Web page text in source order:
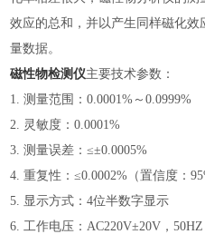
效应的总和，并以产生同样磁化效
量数据。
磁性物检测仪主要技术参数：
1. 测量范围：0.0001%～0.0999%
2. 灵敏度：0.0001%
3. 测量误差：≤±0.0005%
4. 重复性：≤0.0002%（置信度：
5. 显示方式：4位半数字显示
6. 工作电压：AC220V±20V，50HZ